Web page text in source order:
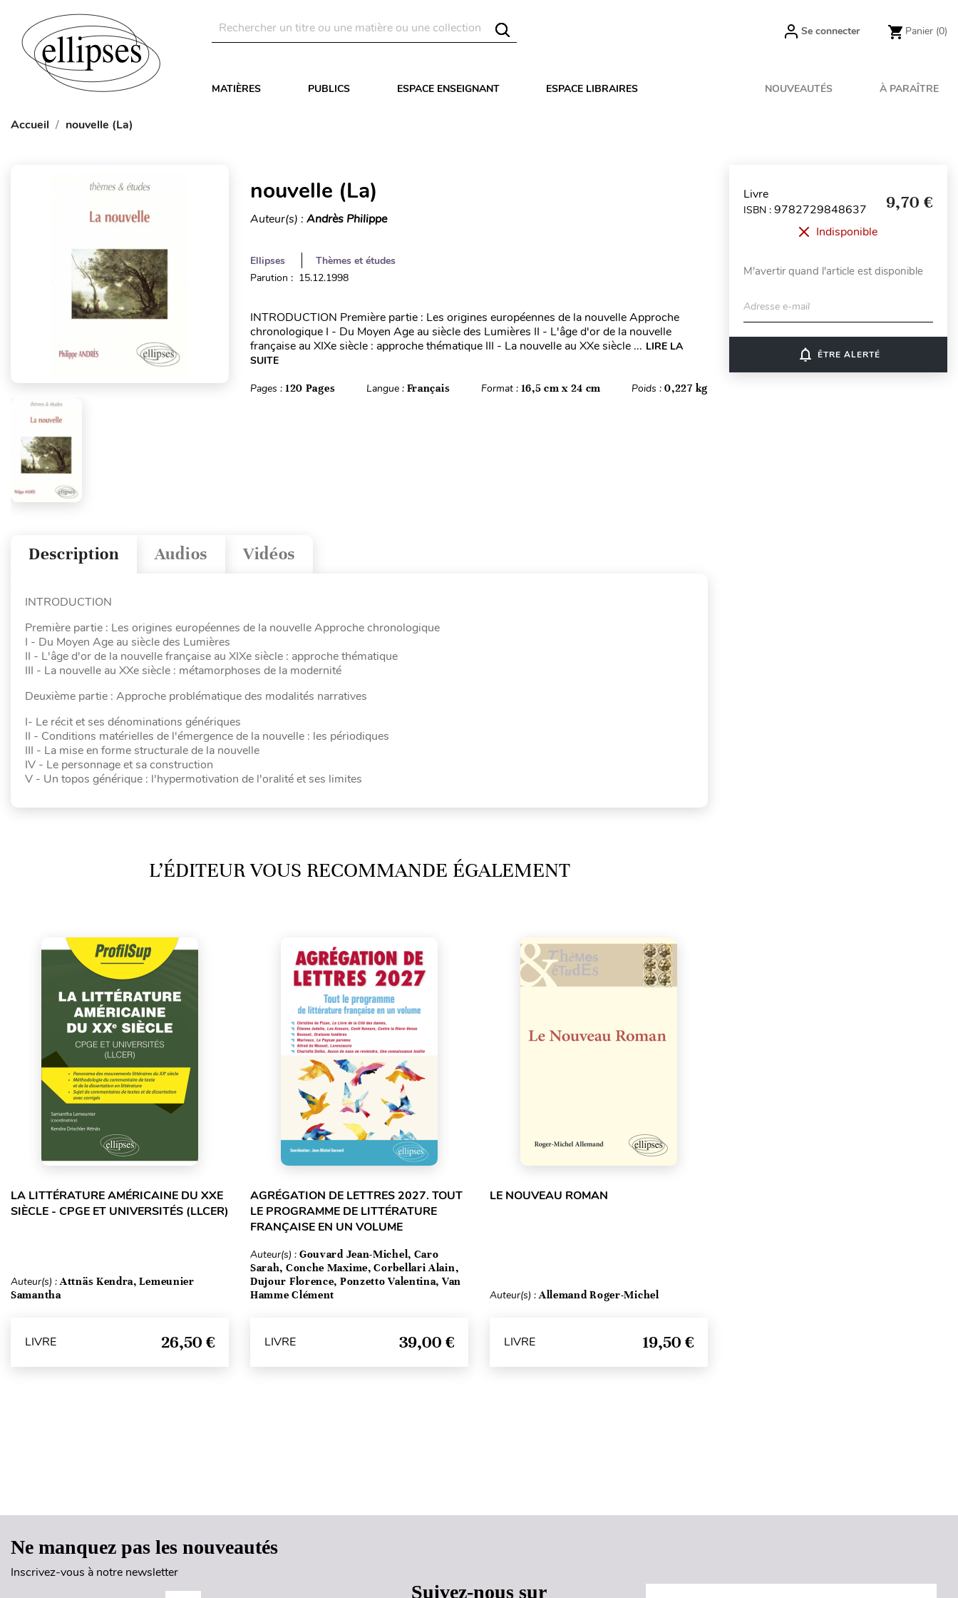
Se connecter Panier (0)
MATIÈRES PUBLICS ESPACE ENSEIGNANT ESPACE LIBRAIRES NOUVEAUTÉS À PARAÎTRE
Accueil nouvelle (La)
nouvelle (La)
Auteur(s) : Andrès Philippe
Ellipses
Thèmes et études
Parution : 15.12.1998
INTRODUCTION Première partie : Les origines européennes de la nouvelle Approche
chronologique I - Du Moyen Age au siècle des Lumières II - L'âge d'or de la nouvelle
française au XIXe siècle : approche thématique III - La nouvelle au XXe siècle ... LIRE LA
SUITE
Pages : 120 Pages Langue : Français Format : 16,5 cm x 24 cm Poids :0,227 kg
Vidéos
Audios
Description
INTRODUCTION
Première partie : Les origines européennes de la nouvelle Approche chronologique
I - Du Moyen Age au siècle des Lumières
II - L'âge d'or de la nouvelle française au XIXe siècle : approche thématique
III - La nouvelle au XXe siècle : métamorphoses de la modernité
Deuxième partie : Approche problématique des modalités narratives
I- Le récit et ses dénominations génériques
II - Conditions matérielles de l'émergence de la nouvelle : les périodiques
III - La mise en forme structurale de la nouvelle
IV - Le personnage et sa construction
V - Un topos générique : l'hypermotivation de l'oralité et ses limites
L’ÉDITEUR VOUS RECOMMANDE ÉGALEMENT
LA LITTÉRATURE AMÉRICAINE DU XXE
SIÈCLE - CPGE ET UNIVERSITÉS (LLCER)
Auteur(s) :Attnäs Kendra, Lemeunier
Samantha
LIVRE 26,50 €
AGRÉGATION DE LETTRES 2027. TOUT
LE PROGRAMME DE LITTÉRATURE
FRANÇAISE EN UN VOLUME
Auteur(s) : Gouvard Jean-Michel, Caro
Sarah, Conche Maxime, Corbellari Alain,
Dujour Florence, Ponzetto Valentina, Van
Hamme Clément
LIVRE 39,00 €
LE NOUVEAU ROMAN
Auteur(s) :Allemand Roger-Michel
LIVRE 19,50 €
Livre
ISBN : 9782729848637 9,70 €
Indisponible
M'avertir quand l'article est disponible
Adresse e-mail
notifications_none ÊTRE ALERTÉ
Ne manquez pas les nouveautés
Inscrivez-vous à notre newsletter
Suivez-nous sur